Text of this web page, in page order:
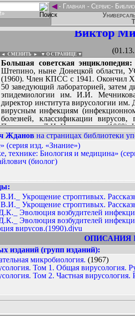
◄- Главная - Сервис-
Виктор
◄ СМЕНИТЬ ► ▼ О СТРАНИЦЕ ▼
Большая советская энциклопедия:
Штепино, ныне Донецкой области,
(1960). Член КПСС с 1941. Окончил
50 заведующий лабораторией, затем
эпидемиологии им. И.И.
директор института вирусологии
вирусным инфекциям
болезней, классификации
Премия им. Д.И. Ивановского (1969).
AAW, bolega ...
Жданов на страницах библиотеки
(серия изд. «Знание»)
технике: Биология и медицина»
(биолог)
Укрощение строптивых.
Укрощение строптивых.
Эволюция возбудителей
Эволюция возбудителей
вирусов.(1990).djvu
ОПИСАНИЯ
изданий (групп изданий):
микробиология. (1967)
Том 1. Общая вирусология.
Том 2. Частная вирусология.